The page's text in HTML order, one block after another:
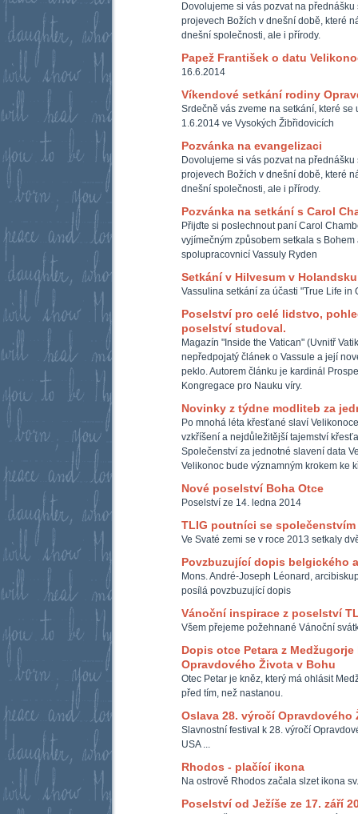
Dovolujeme si vás pozvat na
projevech Božích v dnešní době, které
dnešní společnosti, ale i přírody.
Papež František o datu
16.6.2014
Víkendové setkání rodiny
Srdečně vás zveme na setkání, které se
1.6.2014 ve Vysokých Žibřidovicích
Pozvánka na evangelizaci
Dovolujeme si vás pozvat na
projevech Božích v dnešní době, které
dnešní společnosti, ale i přírody.
Pozvánka na setkání s Carol
Přijďte si poslechnout paní Carol
vyjímečným způsobem setkala s
spolupracovnicí Vassuly Ryden
Setkání v Hilvesum v Holandsku
Vassulina setkání za účasti "True Life in
Poselství pro celé lidstvo,
poselství studoval.
Magazín "Inside the Vatican" (Uvnitř
nepředpojatý článek o Vassule a její
peklo. Autorem článku je kardinál
Kongregace pro Nauku víry.
Novinky z týdne modliteb za
Po mnohá léta křesťané slaví
vzkříšení a nejdůležitější tajemství
Společenství za jednotné slavení data
Velikonoc bude významným krokem ke
Nové poselství Boha Otce
Poselství ze 14. ledna 2014
TLIG poutníci se společenstvím
Ve Svaté zemi se v roce 2013 setkaly
Povzbuzující dopis belgického
Mons. André-Joseph Léonard,
posílá povzbuzující dopis
Vánoční inspirace z poselství
Všem přejeme požehnané Vánoční
Dopis otce Petara z
Opravdového Života v Bohu
Otec Petar je kněz, který má ohlásit
před tím, než nastanou.
Oslava 28. výročí Opravdového
Slavnostní festival k 28. výročí
USA ...
Rhodos - plačící ikona
Na ostrově Rhodos začala slzet ikona
Poselství od Ježíše ze 17. září